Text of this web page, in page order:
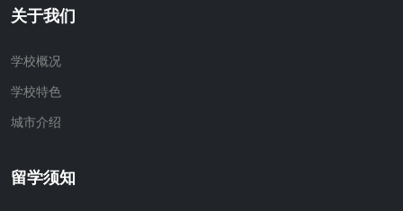
关于我们
学校概况
学校特色
城市介绍
留学须知